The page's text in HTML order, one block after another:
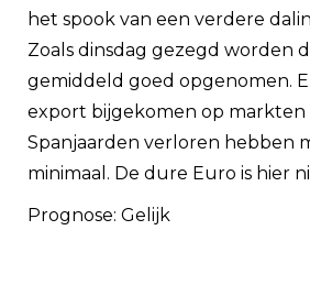
het spook van een verdere
Zoals dinsdag gezegd worden
gemiddeld goed opgenomen.
export bijgekomen op markten
Spanjaarden verloren hebben
minimaal. De dure Euro is hier
Prognose: Gelijk